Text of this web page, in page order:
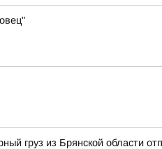
груз из Брянской области